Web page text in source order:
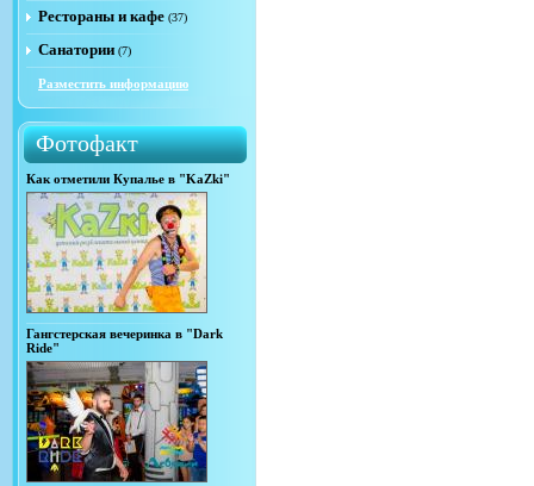
Рестораны и кафе (37)
Санатории (7)
Разместить информацию
Фотофакт
Как отметили Купалье в "KaZki"
Гангстерская вечеринка в "Dark
Ride"